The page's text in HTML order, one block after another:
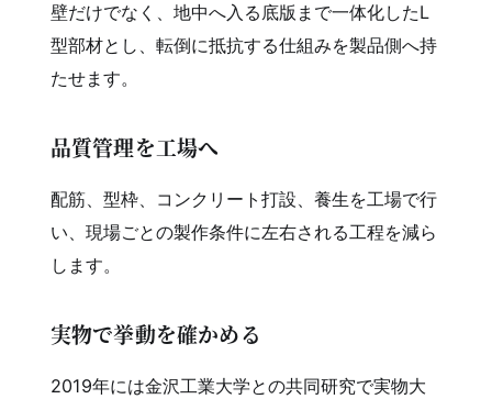
壁だけでなく、地中へ入る底版まで一体化したL
型部材とし、転倒に抵抗する仕組みを製品側へ持
たせます。
品質管理を工場へ
配筋、型枠、コンクリート打設、養生を工場で行
い、現場ごとの製作条件に左右される工程を減ら
します。
実物で挙動を確かめる
2019年には金沢工業大学との共同研究で実物大